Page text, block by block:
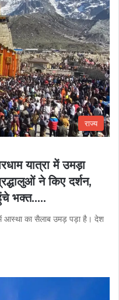
राज्य
यात्रा में उमड़ा
ने किए दर्शन,
भक्त…..
आस्था का सैलाब उमड़ पड़ा है। देश